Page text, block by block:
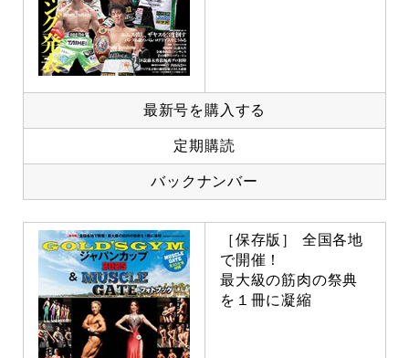
最新号を購入する
定期購読
バックナンバー
［保存版］ 全国各地
で開催！
最大級の筋肉の祭典
を１冊に凝縮